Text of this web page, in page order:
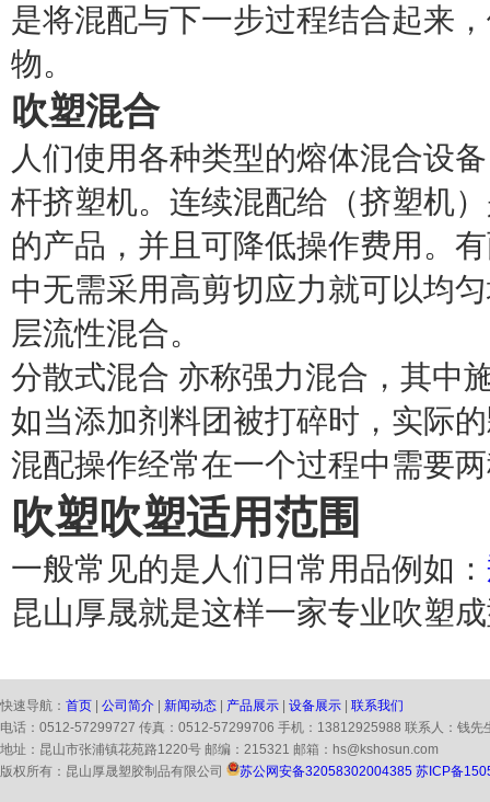
是将混配与下一步过程结合起来
物。
吹塑混合
人们使用各种类型的熔体混合设
杆挤塑机。连续混配给（挤塑机
的产品，并且可降低操作费用。
中无需采用高剪切应力就可以均
层流性混合。
分散式混合 亦称强力混合，其中
如当添加剂料团被打碎时，实际
混配操作经常在一个过程中需要
吹塑吹塑适用范围
一般常见的是人们日常用品例如：
昆山厚晟就是这样一家专业吹塑
快速导航： 首页 公司简介 新闻动态 产品展示 设备展示
联系我们
电话：0512-57299727 传真：0512-57299706 手机：13812925988 联系人：钱先
地址：昆山市张浦镇花苑路1220号 邮编：215321 邮箱：hs@kshosun.com
版权所有：昆山厚晟塑胶制品有限公司
苏公网安备32058302004385 苏ICP备